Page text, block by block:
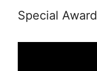
Special Award